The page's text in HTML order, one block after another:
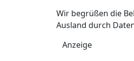
Wir begrüßen die
Ausland durch
Anzeige